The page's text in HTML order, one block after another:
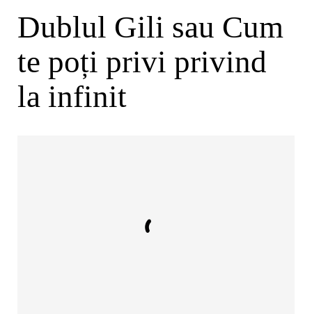
Dublul Gili sau Cum
te poți privi privind
la infinit